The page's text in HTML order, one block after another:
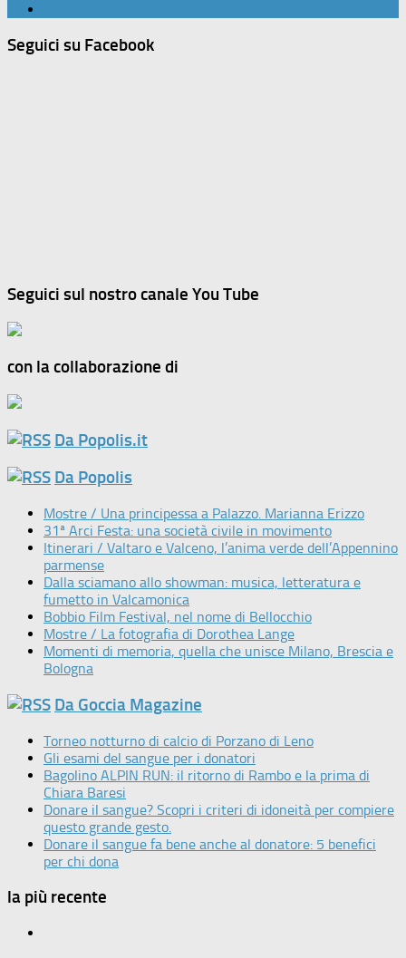
Seguici su Facebook
Seguici sul nostro canale You Tube
con la collaborazione di
Da Popolis.it
Da Popolis
Mostre / Una principessa a Palazzo. Marianna Erizzo
31ª Arci Festa: una società civile in movimento
Itinerari / Valtaro e Valceno, l’anima verde dell’Appennino
parmense
Dalla sciamano allo showman: musica, letteratura e
fumetto in Valcamonica
Bobbio Film Festival, nel nome di Bellocchio
Mostre / La fotografia di Dorothea Lange
Momenti di memoria, quella che unisce Milano, Brescia e
Bologna
Da Goccia Magazine
Torneo notturno di calcio di Porzano di Leno
Gli esami del sangue per i donatori
Bagolino ALPIN RUN: il ritorno di Rambo e la prima di
Chiara Baresi
Donare il sangue? Scopri i criteri di idoneità per compiere
questo grande gesto.
Donare il sangue fa bene anche al donatore: 5 benefici
per chi dona
la più recente